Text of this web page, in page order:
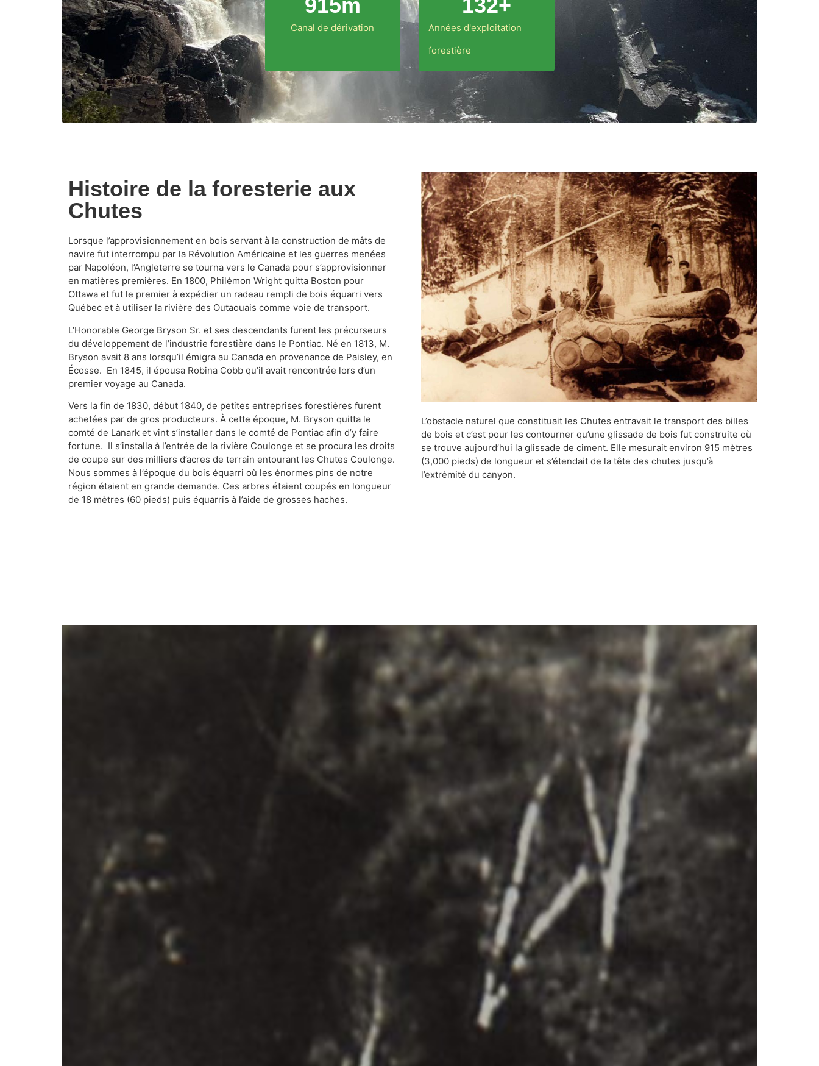
Canal de dérivation
915m
Années d'exploitation
forestière
132+
Histoire de la foresterie aux
Chutes
Lorsque l’approvisionnement en bois servant à la construction de mâts de
navire fut interrompu par la Révolution Américaine et les guerres menées
par Napoléon, l’Angleterre se tourna vers le Canada pour s’approvisionner
en matières premières. En 1800, Philémon Wright quitta Boston pour
Ottawa et fut le premier à expédier un radeau rempli de bois équarri vers
Québec et à utiliser la rivière des Outaouais comme voie de transport.
L’Honorable George Bryson Sr. et ses descendants furent les précurseurs
du développement de l’industrie forestière dans le Pontiac. Né en 1813, M.
Bryson avait 8 ans lorsqu’il émigra au Canada en provenance de Paisley, en
Écosse. En 1845, il épousa Robina Cobb qu’il avait rencontrée lors d’un
premier voyage au Canada.
Vers la fin de 1830, début 1840, de petites entreprises forestières furent
achetées par de gros producteurs. À cette époque, M. Bryson quitta le
comté de Lanark et vint s’installer dans le comté de Pontiac afin d’y faire
fortune. Il s’installa à l’entrée de la rivière Coulonge et se procura les droits
de coupe sur des milliers d’acres de terrain entourant les Chutes Coulonge.
Nous sommes à l’époque du bois équarri où les énormes pins de notre
région étaient en grande demande. Ces arbres étaient coupés en longueur
de 18 mètres (60 pieds) puis équarris à l’aide de grosses haches.
L’obstacle naturel que constituait les Chutes entravait le transport des billes
de bois et c’est pour les contourner qu’une glissade de bois fut construite où
se trouve aujourd’hui la glissade de ciment. Elle mesurait environ 915 mètres
(3,000 pieds) de longueur et s’étendait de la tête des chutes jusqu’à
l’extrémité du canyon.